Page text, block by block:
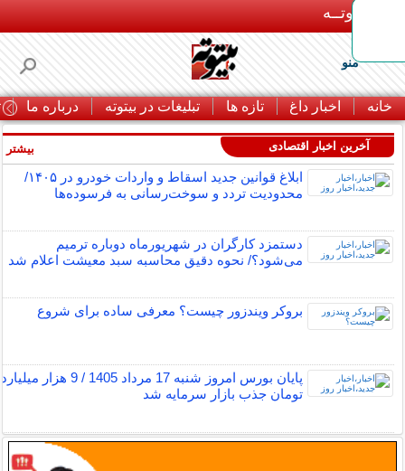
بـیتوتــه
منو
خانه اخبار داغ تازه ها تبلیغات در بیتوته درباره ما
آخرین اخبار اقتصادی
ابلاغ قوانین جدید اسقاط و واردات خودرو در ۱۴۰۵/
محدودیت تردد و سوخت‌رسانی به فرسوده‌ها
دستمزد کارگران در شهریورماه دوباره ترمیم
می‌شود؟/ نحوه دقیق محاسبه سبد معیشت اعلام شد
بروکر ویندزور چیست؟ معرفی ساده برای شروع
پایان بورس امروز شنبه 17 مرداد 1405 / 9 هزار میلیارد
تومان جذب بازار سرمایه شد
بیشتر